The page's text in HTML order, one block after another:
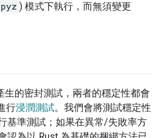
) 模式下執行，而無須變更
生的密封測試，兩者的穩定性都會
行浸潤測試。我們會將測試穩定性
基準測試；如果在異常/失敗率方